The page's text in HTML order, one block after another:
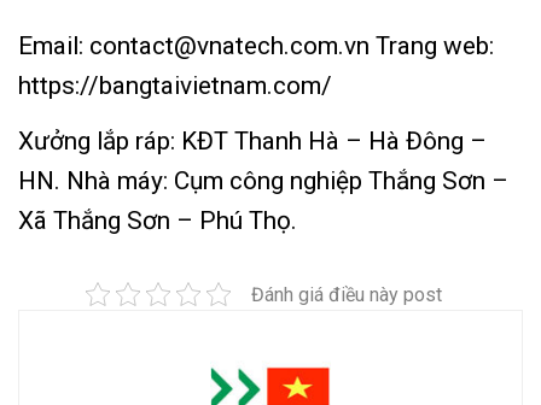
Email: contact@vnatech.com.vn Trang web:
https://bangtaivietnam.com/
Xưởng lắp ráp: KĐT Thanh Hà – Hà Đông –
HN. Nhà máy: Cụm công nghiệp Thắng Sơn –
Xã Thắng Sơn – Phú Thọ.
Đánh giá điều này post